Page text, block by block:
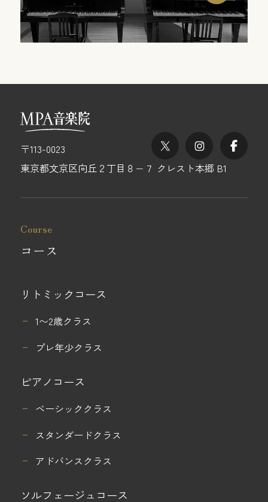
〒113-0023
東京都文京区向丘２丁目８−７ クレスト本郷 B1
Instagram
Course
コース
リトミックコース
1〜2歳クラス
プレ年少クラス
ピアノコース
ベーシッククラス
スタンダードクラス
アドバンスクラス
ソルフェージュコース